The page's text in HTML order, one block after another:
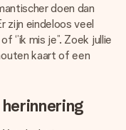
doen dan
eindeloos veel
‘’ik mis je’’. Zoek jullie
kaart of een